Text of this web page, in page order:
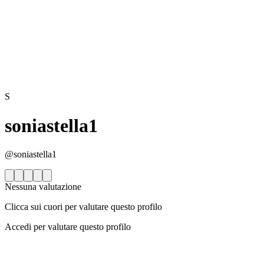
S
soniastella1
@soniastella1
Nessuna valutazione
Clicca sui cuori per valutare questo profilo
Accedi per valutare questo profilo